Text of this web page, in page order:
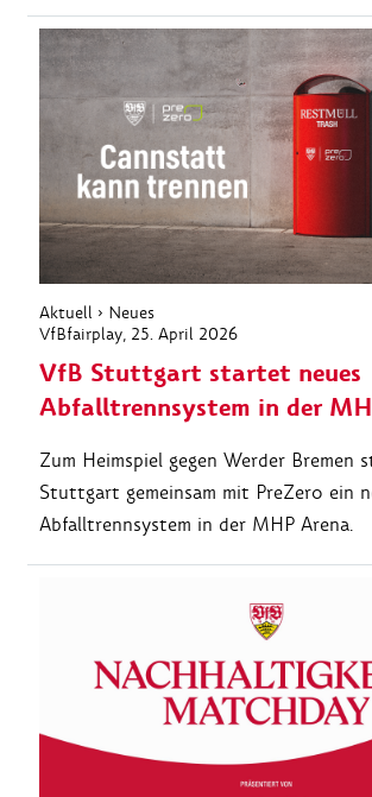
Aktuell › Neues
VfBfairplay , 25. April 2026
VfB Stuttgart startet neues
Abfalltrennsystem in der
Zum Heimspiel gegen Werder Bremen
Stuttgart gemeinsam mit PreZero ein
Abfalltrennsystem in der MHP Arena.